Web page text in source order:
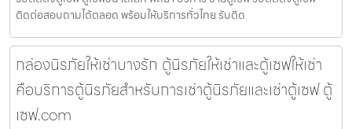
ติดต่อสอบถามได้ตลอด พร้อมให้บริการทั่วไทย รับติด
กล่องนิรภัยให้เช่าบางรัก ตู้นิรภัยให้เช่าและตู้เซฟให้เช่า
คือบริการตู้นิรภัยสำหรับการเช่าตู้นิรภัยและเช่าตู้เซฟ ตู้
เซฟ.com